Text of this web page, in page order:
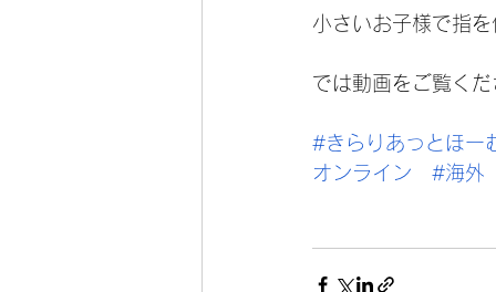
小さいお子様で指
では動画をご覧く
#きらりあっとほー
オンライン
#海外